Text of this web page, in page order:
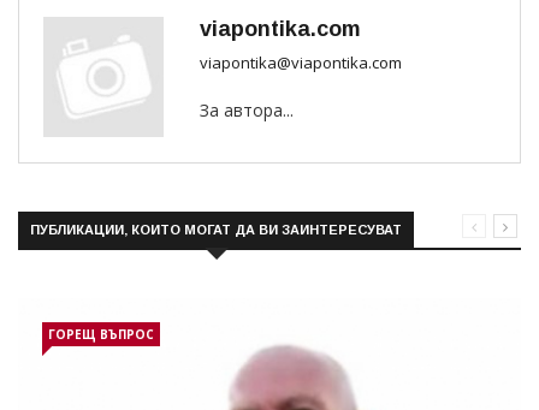
viapontika.com
viapontika@viapontika.com
За автора...
ПУБЛИКАЦИИ, КОИТО МОГАТ ДА ВИ ЗАИНТЕРЕСУВАТ
ГОРЕЩ ВЪПРОС